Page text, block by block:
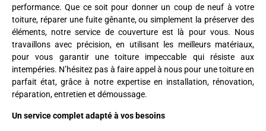
performance. Que ce soit pour donner un coup de neuf à votre
toiture, réparer une fuite gênante, ou simplement la préserver des
éléments, notre service de couverture est là pour vous. Nous
travaillons avec précision, en utilisant les meilleurs matériaux,
pour vous garantir une toiture impeccable qui résiste aux
intempéries. N’hésitez pas à faire appel à nous pour une toiture en
parfait état, grâce à notre expertise en installation, rénovation,
réparation, entretien et démoussage.
Un service complet adapté à vos besoins